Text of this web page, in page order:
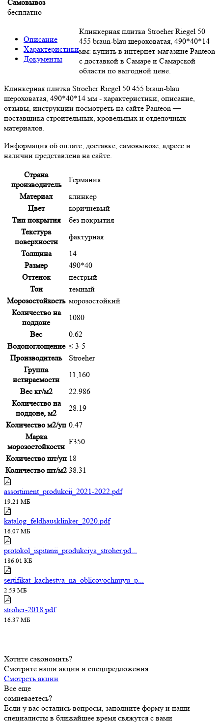
Самовывоз
бесплатно
Описание
Характеристики
Документы
Клинкерная плитка Stroeher Riegel 50
455 braun-blau шероховатая, 490*40*14
мм: купить в интернет-магазине Panteon
с доставкой в Самаре и Самарской
области по выгодной цене.
Клинкерная плитка Stroeher Riegel 50 455 braun-blau
шероховатая, 490*40*14 мм - характеристики, описание,
отзывы, инструкции посмотреть на сайте Panteon —
поставщика строительных, кровельных и отделочных
материалов.
Информация об оплате, доставке, самовывозе, адресе и
наличии представлена на сайте.
Страна
производитель
Германия
Материал
клинкер
Цвет
коричневый
Тип покрытия
без покрытия
Текстура
поверхности
фактурная
Толщина
14
Размер
490*40
Оттенок
пестрый
Тон
темный
Морозостойкость морозостойкий
Количество на
поддоне
1080
Вес
0.62
Водопоглощение ≤ 3-5
Производитель
Stroeher
Группа
истираемости
11,160
Вес кг/м2
22.986
Количество на
поддоне, м2
28.19
Количество м2/уп 0.47
Марка
морозостойкости
F350
Количество шт/уп 18
Количество шт/м2 38.31
assortiment_produkcii_2021-2022.pdf
19.21 МБ
katalog_feldhausklinker_2020.pdf
16.07 МБ
protokol_ispitanii_produkciya_stroher.pd...
186.01 КБ
sertifikat_kachestva_na_oblicovochnuyu_p...
2.53 МБ
stroher-2018.pdf
16.37 МБ
Хотите сэкономить?
Смотрите наши акции и спецпредложения
Смотреть акции
Все еще
сомневаетесь?
Если у вас остались вопросы, заполните форму и наши
специалисты в ближайшее время свяжутся с вами